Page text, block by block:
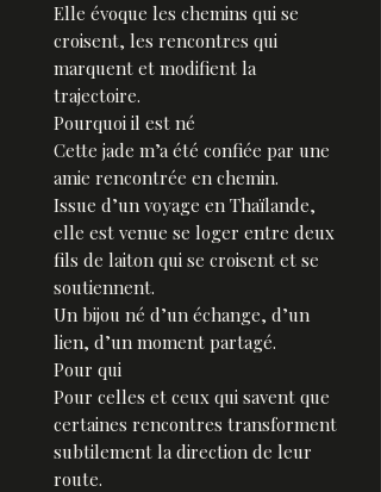
Elle évoque les chemins qui se
croisent, les rencontres qui
marquent et modifient la
trajectoire.
Pourquoi il est né
Cette jade m’a été confiée par une
amie rencontrée en chemin.
Issue d’un voyage en Thaïlande,
elle est venue se loger entre deux
fils de laiton qui se croisent et se
soutiennent.
Un bijou né d’un échange, d’un
lien, d’un moment partagé.
Pour qui
Pour celles et ceux qui savent que
certaines rencontres transforment
subtilement la direction de leur
route.